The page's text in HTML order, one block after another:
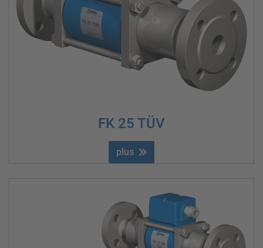
FK 25 TÜV
plus